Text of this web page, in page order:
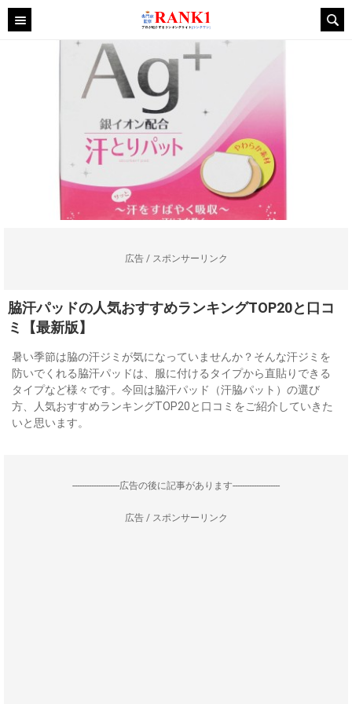
広告 / スポンサーリンク
脇汗パッドの人気おすすめランキングTOP20と口コ
ミ【最新版】
暑い季節は脇の汗ジミが気になっていませんか？そんな汗ジミを
防いでくれる脇汗パッドは、服に付けるタイプから直貼りできる
タイプなど様々です。今回は脇汗パッド（汗脇パット）の選び
方、人気おすすめランキングTOP20と口コミをご紹介していきた
いと思います。
--------------------広告の後に記事があります--------------------
広告 / スポンサーリンク